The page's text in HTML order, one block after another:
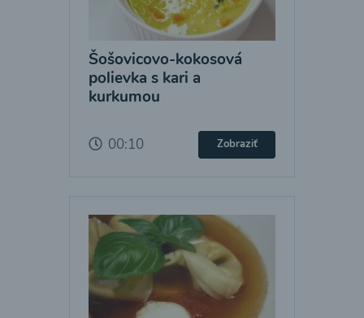
Šošovicovo-kokosová
polievka s kari a
kurkumou
00:10 Zobraziť